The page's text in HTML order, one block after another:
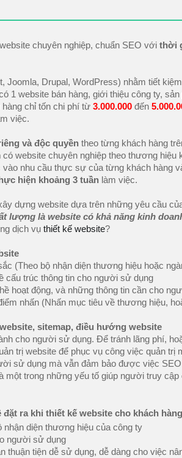
chuyên nghiệp, chuẩn SEO với thời
Joomla, Drupal, WordPress) nhằm tiết
1 website bán hàng, giới thiệu công ty,
chỉ tốn chi phí từ 3.000.000 đến
việc.
và độc quyền theo từng khách hàng
website chuyên nghiệp theo thương
nhu cầu thực sự của từng khách hàng
hiện khoảng 3 tuần làm việc.
dựng website dựa trên những yêu cầu
lượng là website có khả năng kinh
dịch vụ thiết kế website?
(Theo bộ nhận diện thương hiệu hoặc
cấu trúc thông tin cho người sử dụng
hoạt động, và những thông tin cần cho
nhấn (Nhấn mục tiêu về thương hiệu,
sitemap, điều hướng website
cho người sử dụng. Để tránh lãng phí,
trị website để phục vụ công việc quản trị
sử dụng mà vẫn đảm bảo được việc
trong những yếu tố giúp người truy cập
ra khi thiết kế website cho khách
diện thương hiệu của công ty
người sử dụng
thuận tiện dễ sử dụng, dễ dàng cho việc